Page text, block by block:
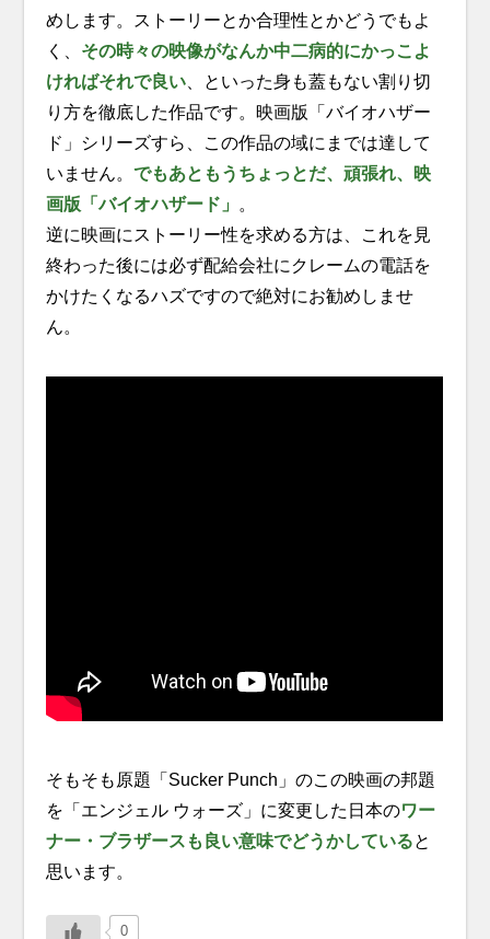
めします。ストーリーとか合理性とかどうでもよ
く、 その時々の映像がなんか中二病的にかっこよ
ければそれで良い 、といった身も蓋もない割り切
り方を徹底した作品です。映画版「バイオハザー
ド」シリーズすら、この作品の域にまでは達して
いません。でもあともうちょっとだ、頑張れ、映
画版「バイオハザード」 。
逆に映画にストーリー性を求める方は、これを見
終わった後には必ず配給会社にクレームの電話を
かけたくなるハズですので絶対にお勧めしませ
ん。
そもそも原題「Sucker Punch」のこの映画の邦題
を「エンジェル ウォーズ」に変更した日本のワー
ナー・ブラザースも良い意味でどうかしていると
思います。
0